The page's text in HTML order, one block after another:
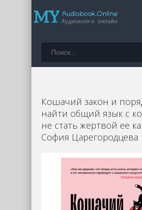
Кошачий закон и
найти общий язык с
не стать жертвой ее
София Царегородцева